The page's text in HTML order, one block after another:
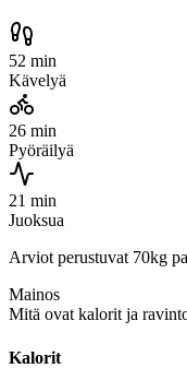
52 min
Kävelyä
26 min
Pyöräilyä
21 min
Juoksua
Arviot perustuvat 70kg
Mainos
Mitä ovat kalorit ja
Kalorit